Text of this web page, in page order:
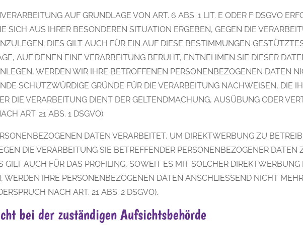
AUF GRUNDLAGE VON ART. 6 ABS. 1 LIT. E ODER F DSGVO
SICH AUS IHRER BESONDEREN SITUATION ERGEBEN, GEGEN DIE
DIES GILT AUCH FÜR EIN AUF DIESE BESTIMMUNGEN
AUF DENEN EINE VERARBEITUNG BERUHT, ENTNEHMEN SIE DIESER
WERDEN WIR IHRE BETROFFENEN PERSONENBEZOGENEN DATEN
SCHUTZWÜRDIGE GRÜNDE FÜR DIE VERARBEITUNG NACHWEISEN, DIE
DIE VERARBEITUNG DIENT DER GELTENDMACHUNG, AUSÜBUNG ODER
ART. 21 ABS. 1 DSGVO).
DATEN VERARBEITET, UM DIREKTWERBUNG ZU
DIE VERARBEITUNG SIE BETREFFENDER PERSONENBEZOGENER
GILT AUCH FÜR DAS PROFILING, SOWEIT ES MIT SOLCHER
WERDEN IHRE PERSONENBEZOGENEN DATEN ANSCHLIESSEND NICHT
NACH ART. 21 ABS. 2 DSGVO).
bei der zuständigen Aufsichts­behörde